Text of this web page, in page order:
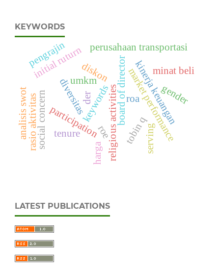
KEYWORDS
keywords
participationreligious activities
social concern board of director
roe tobin q
market performance
diversitas kinerja keuangan
perusahaan transportasi
roa
der
initial ruturn
serving
rasio aktivitas
diskon minat beli
harga
umkm
pengrajin
analisis swot tenure
gender
LATEST PUBLICATIONS